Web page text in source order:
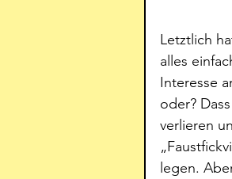
Letztlich
alles
Interesse
oder?
verlieren
legen.